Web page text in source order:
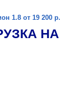
1.8 от 19 200 р.